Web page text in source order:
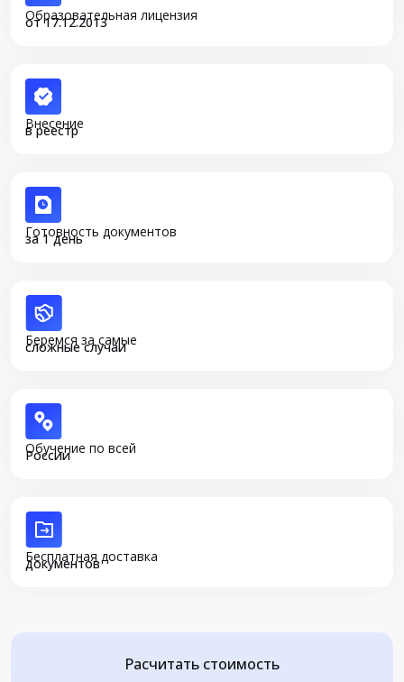
Образовательная лицензия
от 17.12.2013
Внесение
в реестр
Готовность документов
за 1 день
Беремся за самые
сложные случаи
Обучение по всей
России
Бесплатная доставка
документов
Расчитать стоимость